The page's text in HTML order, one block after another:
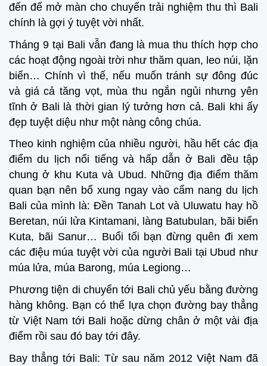
đến để mở màn cho chuyến trải nghiệm thu thì Bali
chính là gợi ý tuyệt vời nhất.
Tháng 9 tại Bali vẫn đang là mua thu thích hợp cho
các hoạt động ngoài trời như thăm quan, leo núi, lặn
biển… Chính vì thế, nếu muốn tránh sự đông đúc
và giá cả tăng vọt, mùa thu ngắn ngủi nhưng yên
tĩnh ở Bali là thời gian lý tưởng hơn cả. Bali khi ấy
đẹp tuyệt diệu như một nàng công chúa.
Theo kinh nghiệm của nhiều người, hầu hết các địa
điểm du lịch nổi tiếng và hấp dẫn ở Bali đều tập
chung ở khu Kuta và Ubud. Những địa điểm thăm
quan bạn nên bổ xung ngay vào cẩm nang du lịch
Bali của mình là: Đền Tanah Lot và Uluwatu hay hồ
Beretan, núi lửa Kintamani, làng Batubulan, bãi biển
Kuta, bãi Sanur… Buổi tối bạn đừng quên đi xem
các điệu múa tuyệt vời của người Bali tại Ubud như
múa lửa, múa Barong, múa Legiong…
Phương tiện di chuyển tới Bali chủ yếu bằng đường
hàng không. Bạn có thể lựa chọn đường bay thẳng
từ Việt Nam tới Bali hoặc dừng chân ở một vài địa
điểm rồi sau đó bay tới đây.
Bay thẳng tới Bali: Từ sau năm 2012 Việt Nam đã